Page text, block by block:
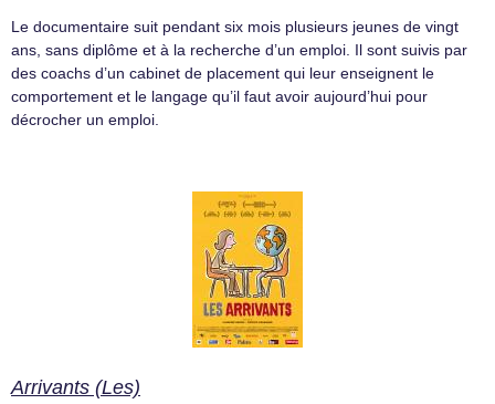
Le documentaire suit pendant six mois plusieurs jeunes de vingt
ans, sans diplôme et à la recherche d’un emploi. Il sont suivis par
des coachs d’un cabinet de placement qui leur enseignent le
comportement et le langage qu’il faut avoir aujourd’hui pour
décrocher un emploi.
Arrivants (Les)